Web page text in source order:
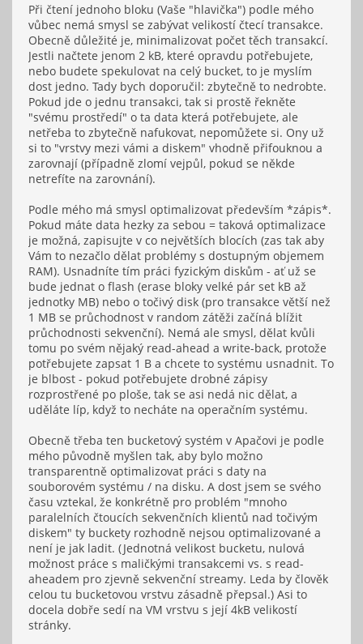
Při čtení jednoho bloku (Vaše "hlavička") podle mého
vůbec nemá smysl se zabývat velikostí čtecí transakce.
Obecně důležité je, minimalizovat počet těch transakcí.
Jestli načtete jenom 2 kB, které opravdu potřebujete,
nebo budete spekulovat na celý bucket, to je myslím
dost jedno. Tady bych doporučil: zbytečně to nedrobte.
Pokud jde o jednu transakci, tak si prostě řekněte
"svému prostředí" o ta data která potřebujete, ale
netřeba to zbytečně nafukovat, nepomůžete si. Ony už
si to "vrstvy mezi vámi a diskem" vhodně přifouknou a
zarovnají (případně zlomí vejpůl, pokud se někde
netrefíte na zarovnání).
Podle mého má smysl optimalizovat především *zápis*.
Pokud máte data hezky za sebou = taková optimalizace
je možná, zapisujte v co největších blocích (zas tak aby
Vám to nezačlo dělat problémy s dostupným objemem
RAM). Usnadníte tím práci fyzickým diskům - ať už se
bude jednat o flash (erase bloky velké pár set kB až
jednotky MB) nebo o točivý disk (pro transakce větší než
1 MB se průchodnost v random zátěži začíná blížit
průchodnosti sekvenční). Nemá ale smysl, dělat kvůli
tomu po svém nějaký read-ahead a write-back, protože
potřebujete zapsat 1 B a chcete to systému usnadnit. To
je blbost - pokud potřebujete drobné zápisy
rozprostřené po ploše, tak se asi nedá nic dělat, a
uděláte líp, když to necháte na operačním systému.
Obecně třeba ten bucketový systém v Apačovi je podle
mého původně myšlen tak, aby bylo možno
transparentně optimalizovat práci s daty na
souborovém systému / na disku. A dost jsem se svého
času vztekal, že konkrétně pro problém "mnoho
paralelních čtoucích sekvenčních klientů nad točivým
diskem" ty buckety rozhodně nejsou optimalizované a
není je jak ladit. (Jednotná velikost bucketu, nulová
možnost práce s maličkými transakcemi vs. s read-
aheadem pro zjevně sekvenční streamy. Leda by člověk
celou tu bucketovou vrstvu zásadně přepsal.) Asi to
docela dobře sedí na VM vrstvu s její 4kB velikostí
stránky.